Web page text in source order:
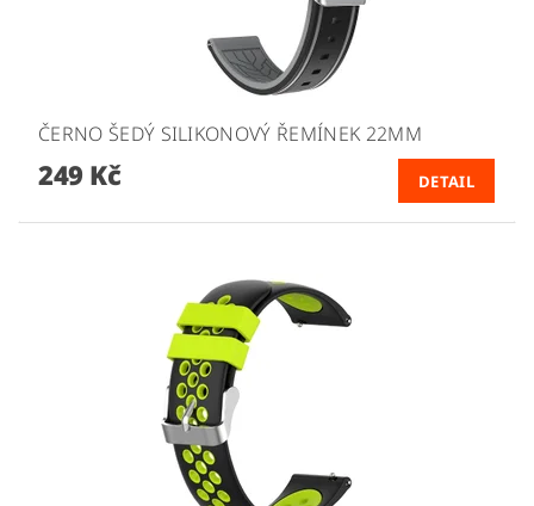
ČERNO ŠEDÝ SILIKONOVÝ ŘEMÍNEK 22MM
249 Kč DETAIL